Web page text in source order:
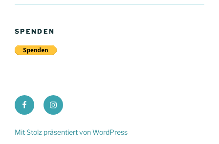
SPENDEN
PWV
St.
Waldemar
Grün
Mit Stolz präsentiert von WordPress